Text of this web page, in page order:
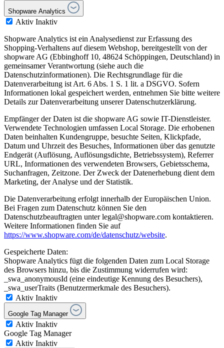
Shopware Analytics
Aktiv Inaktiv
Shopware Analytics ist ein Analysedienst zur Erfassung des
Shopping-Verhaltens auf diesem Webshop, bereitgestellt von der
shopware AG (Ebbinghoff 10, 48624 Schöppingen, Deutschland) in
gemeinsamer Verantwortung (siehe auch die
Datenschutzinformationen). Die Rechtsgrundlage für die
Datenverarbeitung ist Art. 6 Abs. 1 S. 1 lit. a DSGVO. Sofern
Informationen lokal gespeichert werden, entnehmen Sie bitte weitere
Details zur Datenverarbeitung unserer Datenschutzerklärung.
Empfänger der Daten ist die shopware AG sowie IT-Dienstleister.
Verwendete Technologien umfassen Local Storage. Die erhobenen
Daten beinhalten Kundengruppe, besuchte Seiten, Klickpfade,
Datum und Uhrzeit des Besuches, Informationen über das genutzte
Endgerät (Auflösung, Auflösungsdichte, Betriebssystem), Referrer
URL, Informationen des verwendeten Browsers, Gebietsschema,
Suchanfragen, Zeitzone. Der Zweck der Datenerhebung dient dem
Marketing, der Analyse und der Statistik.
Die Datenverarbeitung erfolgt innerhalb der Europäischen Union.
Bei Fragen zum Datenschutz können Sie den
Datenschutzbeauftragten unter legal@shopware.com kontaktieren.
Weitere Informationen finden Sie auf
https://www.shopware.com/de/datenschutz/website.
Gespeicherte Daten:
Shopware Analytics fügt die folgenden Daten zum Local Storage
des Browsers hinzu, bis die Zustimmung widerrufen wird:
_swa_anonymousId (eine eindeutige Kennung des Besuchers),
_swa_userTraits (Benutzermerkmale des Besuchers).
Aktiv Inaktiv
Google Tag Manager
Aktiv Inaktiv
Google Tag Manager
Aktiv Inaktiv